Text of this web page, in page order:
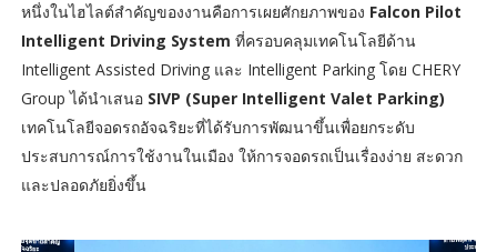
หนึ่งในไฮไลต์สำคัญของงานคือการเผยศักยภาพของ Falcon Pilot
Intelligent Driving System ที่ครอบคลุมเทคโนโลยีด้าน
Intelligent Assisted Driving และ Intelligent Parking โดย CHERY
Group ได้นำเสนอ SIVP (Super Intelligent Valet Parking)
เทคโนโลยีจอดรถอัจฉริยะที่ได้รับการพัฒนาขึ้นเพื่อยกระดับ
ประสบการณ์การใช้งานในเมือง ให้การจอดรถเป็นเรื่องง่าย สะดวก
และปลอดภัยยิ่งขึ้น